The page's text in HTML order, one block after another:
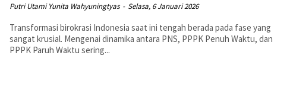
Putri Utami Yunita Wahyuningtyas - Selasa, 6 Januari 2026
Transformasi birokrasi Indonesia saat ini tengah berada pada fase yang
sangat krusial. Mengenai dinamika antara PNS, PPPK Penuh Waktu, dan
PPPK Paruh Waktu sering...